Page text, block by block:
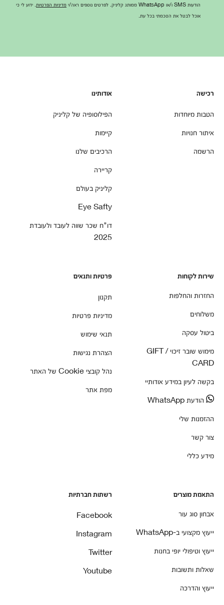
הודעות SMS ו/או WhatsApp ממותג קליניק. לפרטים נוספים ראה/י
מדיניות הפרטיות . ידוע לי כי
אוכל לבטל את הסכמתי בכל עת.
רכישה
הטבות מיוחדות
איתור חנויות
הרשמה
אודותינו
הפילוסופיה של קליניק
קיימות
הרכיבים שלנו
קריירה
קליניק בעולם
Eye Safty
דו"ח שכר שווה לעובד ולעובדת
2025
שירות לקוחות
החזרות והחלפות
משלוחים
ביטול עסקה
מימוש שובר זיכוי / GIFT
CARD
בקשה לעיון במידע אודותיי
הודעת WhatsApp
ההזמנות שלי
צור קשר
מידע כללי
פרטיות ותנאים
תקנון
מדיניות פרטיות
תנאי שימוש
הצהרת נגישות
נהל קובצי Cookie של האתר
מפת אתר
התאמת מוצרים
אבחון סוג עור
ייעוץ מקצועי ב-WhatsApp
ייעוץ וטיפולי יופי בחנות
שאלות ותשובות
ייעוץ והדרכה
רשתות חברתיות
Facebook
Instagram
Twitter
Youtube